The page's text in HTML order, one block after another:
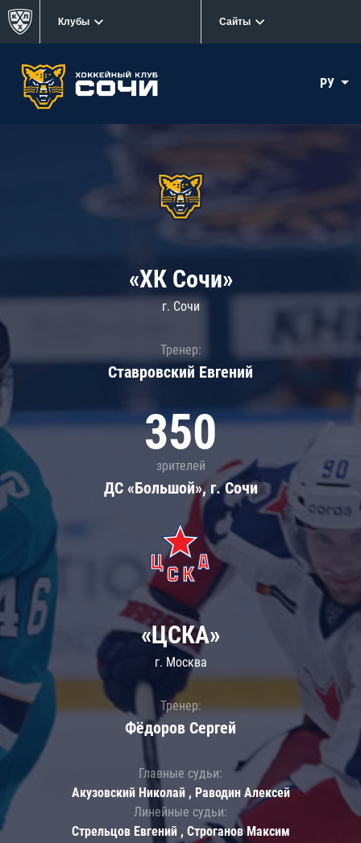
Клубы Сайты
РУ
«ХК Сочи»
г. Сочи
Тренер:
Ставровский Евгений
350
зрителей
ДС «Большой», г. Сочи
«ЦСКА»
г. Москва
Тренер:
Фёдоров Сергей
Главные судьи:
Акузовский Николай , Раводин Алексей
Линейные судьи:
Стрельцов Евгений , Строганов Максим